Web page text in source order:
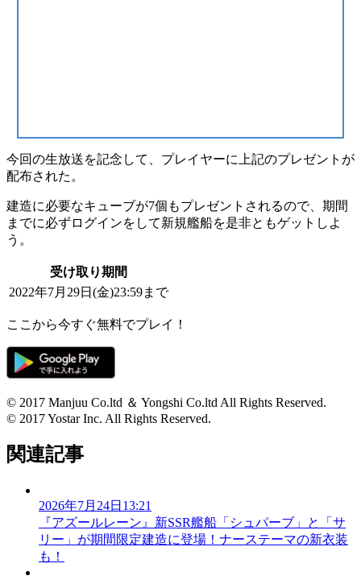
今回の生放送を記念して、プレイヤーに上記のプレゼントが
配布された。
建造に必要なキューブが7個もプレゼント されるので、期間
までに必ずログインをして新規艦船を是非ともゲットしよ
う。
受け取り期間
2022年7月29日(金)23:59まで
ここから今すぐ無料でプレイ！
© 2017 Manjuu Co.ltd ＆ Yongshi Co.ltd All Rights Reserved.
© 2017 Yostar Inc. All Rights Reserved.
関連記事
2026年7月24日13:21
『アズールレーン』新SSR艦船「シュパーブ」と「サ
リー」が期間限定建造に登場！ナーステーマの新衣装
も！